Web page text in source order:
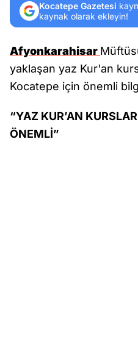
Kocatepe Gazetesi
kaynak olarak ekleyin!
Afyonkarahisar
yaklaşan yaz Kur'an
Kocatepe için önemli
“YAZ KUR’AN
ÖNEMLİ”